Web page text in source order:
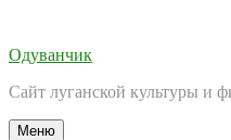
содержимому
Одуванчик
Сайт луганской культуры и
Меню